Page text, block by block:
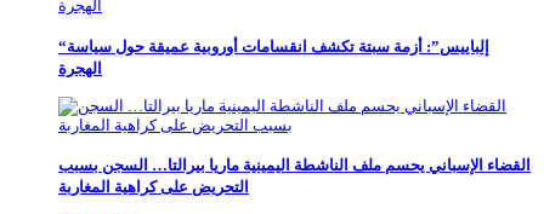
“إلباييس”: أزمة سبتة تكشف انقسامات أوروبية عميقة حول سياسة
الهجرة
القضاء الإسباني يحسم ملف الناشطة اليمينية ماريا بيرالتا… السجن بسبب
التحريض على كراهية المغاربة